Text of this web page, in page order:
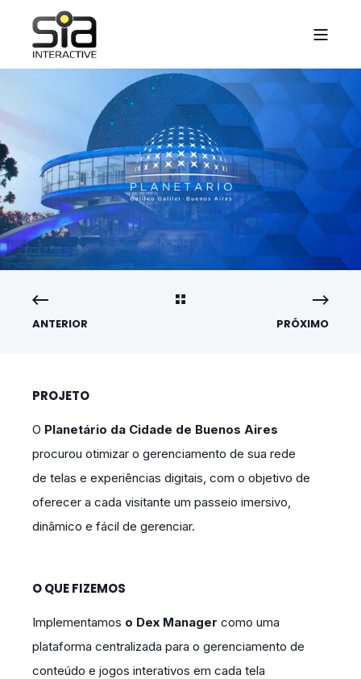
ANTERIOR PRÓXIMO
PROJETO
O Planetário da Cidade de Buenos Aires
procurou otimizar o gerenciamento de sua rede
de telas e experiências digitais, com o objetivo de
oferecer a cada visitante um passeio imersivo,
dinâmico e fácil de gerenciar.
O QUE FIZEMOS
Implementamos o Dex Manager como uma
plataforma centralizada para o gerenciamento de
conteúdo e jogos interativos em cada tela